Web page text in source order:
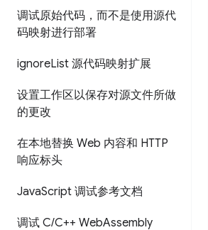
调试原始代码，而不是使用源代
码映射进行部署
ignoreList 源代码映射扩展
设置工作区以保存对源文件所做
的更改
在本地替换 Web 内容和 HTTP
响应标头
JavaScript 调试参考文档
调试 C/C++ WebAssembly